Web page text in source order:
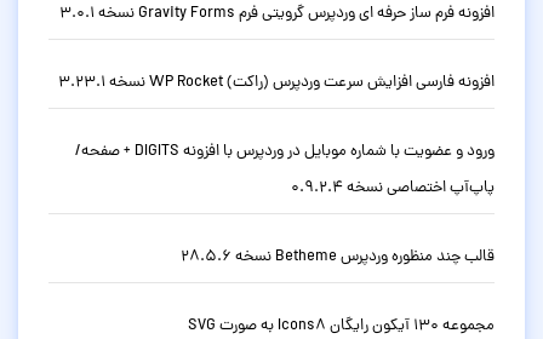
افزونه فرم ساز حرفه ای وردپرس گرویتی فرم Gravity Forms نسخه 3.0.1
افزونه فارسی افزایش سرعت وردپرس (راکت) WP Rocket نسخه 3.23.1
ورود و عضویت با شماره موبایل در وردپرس با افزونه DIGITS + صفحه/
پاپ‌آپ اختصاصی نسخه 0.9.2.4
قالب چند منظوره وردپرس Betheme نسخه 28.5.6
مجموعه 130 آیکون رایگان Icons8 به صورت SVG